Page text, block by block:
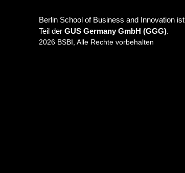
Berlin School of Business and Innovation ist
Teil der GUS Germany GmbH (GGG).
2026 BSBI, Alle Rechte vorbehalten